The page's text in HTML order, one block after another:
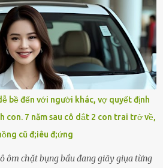
ôm theo 2 con gái nhỏ nhảy xuống
ngóng chờ thông tin tìm kiếm 3 bố
sau vụ nhảy cầu. Ảnh: Hải Dương Tại
hiện một chiếc xe máy mang biển kiểm
cặp học sinh. Ngay trong đêm, lực
các đội cứu hộ tình nguyện triển
nạn nhân được xác định là anh V.V.D.
2020) và V.G.T. (SN 2021). Hai cháu là
(SN 1999). Lực lượng cứu hộ đã tiến hành
bề đến với người khác, vợ quyết định
con. 7 năm sau cô dắt 2 con trai trở về,
cũ đ;iêu đ;ứng
ôm chặt bụng bầu đang giãy giụa từng